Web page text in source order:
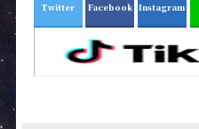
Twitter Facebook Instagram